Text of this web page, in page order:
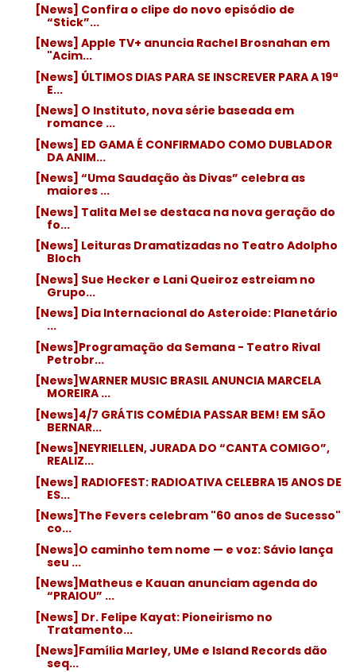
[News] Confira o clipe do novo episódio de
“Stick”...
[News] Apple TV+ anuncia Rachel Brosnahan em
"Acim...
[News] ÚLTIMOS DIAS PARA SE INSCREVER PARA A 19ª
E...
[News] O Instituto, nova série baseada em
romance ...
[News] ED GAMA É CONFIRMADO COMO DUBLADOR
DA ANIM...
[News] “Uma Saudação às Divas” celebra as
maiores ...
[News] Talita Mel se destaca na nova geração do
fo...
[News] Leituras Dramatizadas no Teatro Adolpho
Bloch
[News] Sue Hecker e Lani Queiroz estreiam no
Grupo...
[News] Dia Internacional do Asteroide: Planetário
...
[News]Programação da Semana - Teatro Rival
Petrobr...
[News]WARNER MUSIC BRASIL ANUNCIA MARCELA
MOREIRA ...
[News]4/7 GRÁTIS COMÉDIA PASSAR BEM! EM SÃO
BERNAR...
[News]NEYRIELLEN, JURADA DO “CANTA COMIGO”,
REALIZ...
[News] RADIOFEST: RADIOATIVA CELEBRA 15 ANOS DE
ES...
[News]The Fevers celebram "60 anos de Sucesso"
co...
[News]O caminho tem nome — e voz: Sávio lança
seu ...
[News]Matheus e Kauan anunciam agenda do
“PRAIOU” ...
[News] Dr. Felipe Kayat: Pioneirismo no
Tratamento...
[News]Família Marley, UMe e Island Records dão
seq...